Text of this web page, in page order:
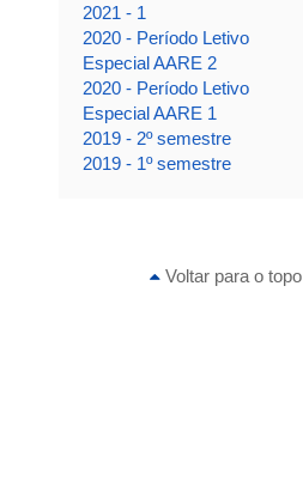
2021 - 1
2020 - Período Letivo
Especial AARE 2
2020 - Período Letivo
Especial AARE 1
2019 - 2º semestre
2019 - 1º semestre
Voltar para o topo